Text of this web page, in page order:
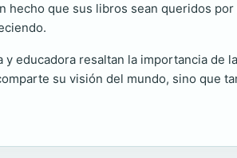
hecho que sus libros sean queridos
y educadora resaltan la importancia de
su visión del mundo, sino que